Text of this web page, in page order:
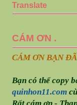
Translate
CÁM ƠN .
CÁM ƠN BẠN
Bạn có thể copy
quinhon11.com